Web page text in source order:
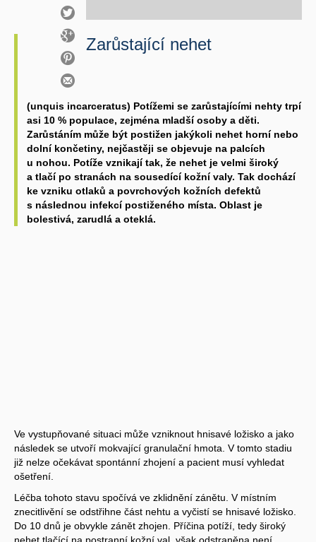
Zarůstající nehet
(unquis incarceratus) Potížemi se zarůstajícími nehty trpí
asi 10 % populace, zejména mladší osoby a děti.
Zarůstáním může být postižen jakýkoli nehet horní nebo
dolní končetiny, nejčastěji se objevuje na palcích
u nohou. Potíže vznikají tak, že nehet je velmi široký
a tlačí po stranách na sousedící kožní valy. Tak dochází
ke vzniku otlaků a povrchových kožních defektů
s následnou infekcí postiženého místa. Oblast je
bolestivá, zarudlá a oteklá.
Ve vystupňované situaci může vzniknout hnisavé ložisko a jako
následek se utvoří mokvající granulační hmota. V tomto stadiu
již nelze očekávat spontánní zhojení a pacient musí vyhledat
ošetření.
Léčba tohoto stavu spočívá ve zklidnění zánětu. V místním
znecitlivění se odstřihne část nehtu a vyčistí se hnisavé ložisko.
Do 10 dnů je obvykle zánět zhojen. Příčina potíží, tedy široký
nehet tlačící na postranní kožní val, však odstraněna není.